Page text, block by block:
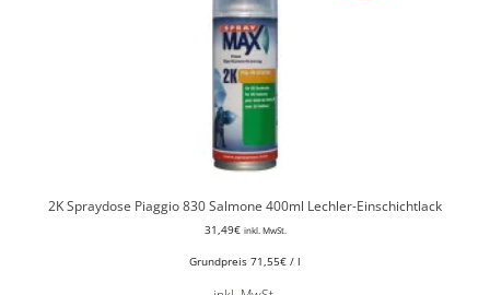
2K Spraydose Piaggio 830 Salmone 400ml Lechler-Einschichtlack
31,49€ inkl. MwSt.
Grundpreis 71,55€ / l